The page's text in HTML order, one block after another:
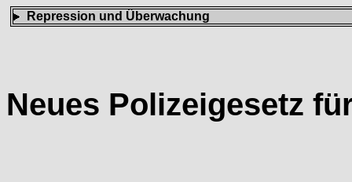
Repression und Überwachung
Neues Polizeigesetz